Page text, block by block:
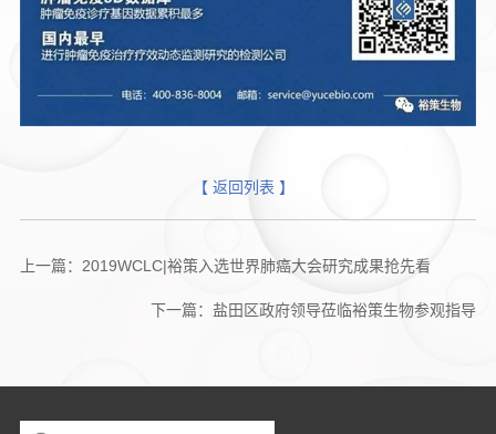
【 返回列表 】
上一篇：2019WCLC|裕策入选世界肺癌大会研究成果抢先看
下一篇：盐田区政府领导莅临裕策生物参观指导